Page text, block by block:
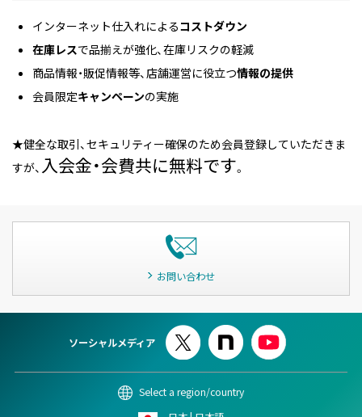
インターネット仕入れによるコストダウン
在庫レスで品揃えが強化、在庫リスクの軽減
商品情報・販促情報等、店舗運営に役立つ情報の提供
会員限定キャンペーンの実施
★健全な取引、セキュリティー確保のため会員登録していただきま
すが、 入会金・会費共に無料です。
お問い合わせ
ソーシャルメディア
Select a region/country